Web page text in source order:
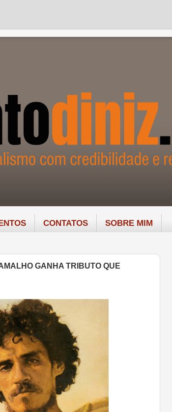
CONTATOS SOBRE MIM
GANHA TRIBUTO QUE